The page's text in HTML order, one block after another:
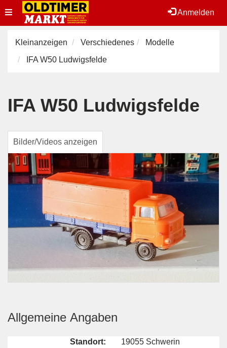
Anmelden
Toggle
navigation
Kleinanzeigen Verschiedenes
Modelle
IFA W50 Ludwigsfelde
IFA W50 Ludwigsfelde
Bilder/Videos anzeigen
Allgemeine Angaben
Standort:
19055 Schwerin